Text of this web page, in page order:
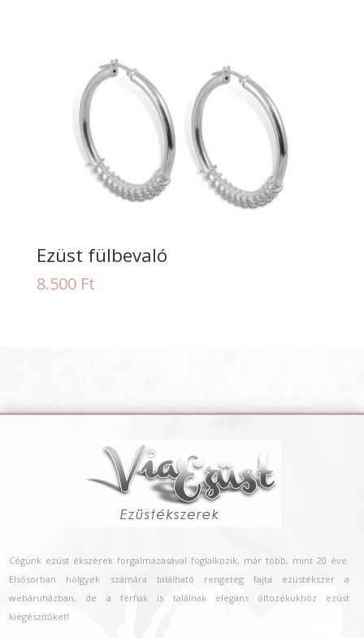
Ezüst fülbevaló
8.500 Ft
Cégünk ezüst ékszerek forgalmazásával foglalkozik, már több, mint 20 éve.
Elsősorban hölgyek számára található rengeteg fajta ezüstékszer a
webáruházban, de a férfiak is találnak elegáns öltözékükhöz ezüst
kiegészítőket!